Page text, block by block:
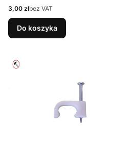
Cena
3,00 złbez VAT
Do koszyka